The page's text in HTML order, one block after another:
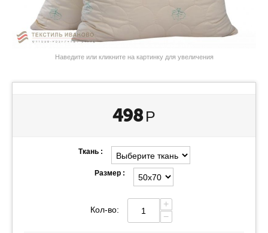
Наведите или кликните на картинку для увеличения
498 Р
Ткань :
Размер :
Кол-во:
+
−